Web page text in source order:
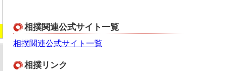
相撲関連公式サイト一覧
相撲関連公式サイト一覧
相撲リンク